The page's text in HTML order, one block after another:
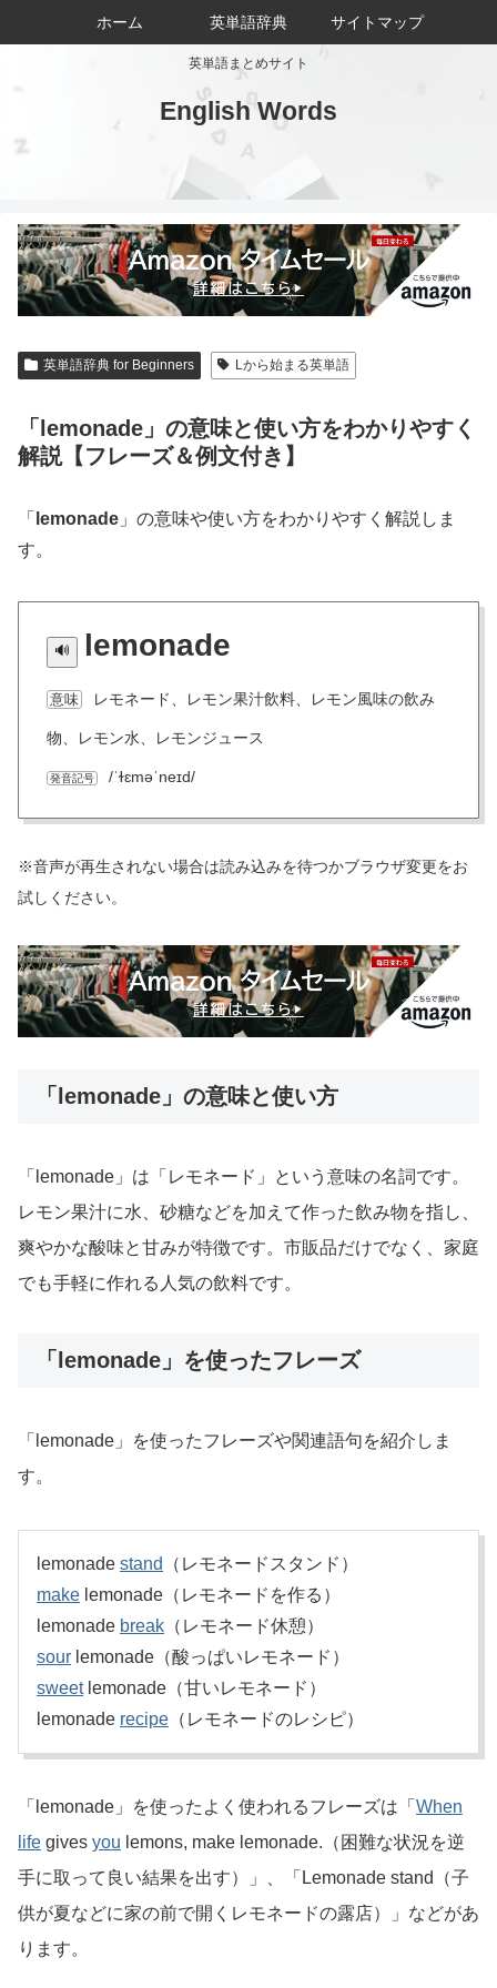
英単語まとめサイト
English Words
ホーム 英単語辞典 サイトマップ
英単語辞典 for Beginners Lから始まる英単語
「lemonade」の意味と使い方をわかりやすく
解説【フレーズ＆例文付き】
「 lemonade 」の意味や使い方をわかりやすく解説しま
す。
lemonade
意味 レモネード、レモン果汁飲料、レモン風味の飲み
物、レモン水、レモンジュース
発音記号 /ˈɫɛməˈneɪd/
※音声が再生されない場合は読み込みを待つかブラウザ変更をお
試しください。
「lemonade」の意味と使い方
「lemonade」は「レモネード」という意味の名詞です。
レモン果汁に水、砂糖などを加えて作った飲み物を指し、
爽やかな酸味と甘みが特徴です。市販品だけでなく、家庭
でも手軽に作れる人気の飲料です。
「lemonade」を使ったフレーズ
「lemonade」を使ったフレーズや関連語句を紹介しま
す。
lemonade stand
（レモネードスタンド）
make lemonade（レモネードを作る）
lemonade break （レモネード休憩）
sour lemonade（酸っぱいレモネード）
sweetlemonade（甘いレモネード）
lemonade recipe （レモネードのレシピ）
「lemonade」を使ったよく使われるフレーズは「 When
life gives you lemons, make lemonade.（困難な状況を逆
手に取って良い結果を出す）」、「Lemonade stand（子
供が夏などに家の前で開くレモネードの露店）」などがあ
ります。